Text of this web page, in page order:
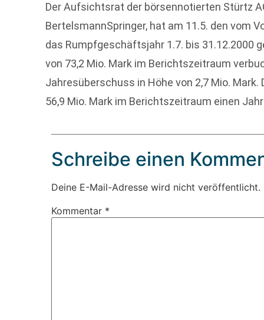
Der Aufsichtsrat der börsennotierten Stürtz
BertelsmannSpringer, hat am 11.5. den vom
das Rumpfgeschäftsjahr 1.7. bis 31.12.2000
von 73,2 Mio. Mark im Berichtszeitraum
Jahresüberschuss in Höhe von 2,7 Mio.
56,9 Mio. Mark im Berichtszeitraum einen
Schreibe einen
Deine E-Mail-Adresse wird nicht veröffentlicht.
Kommentar *